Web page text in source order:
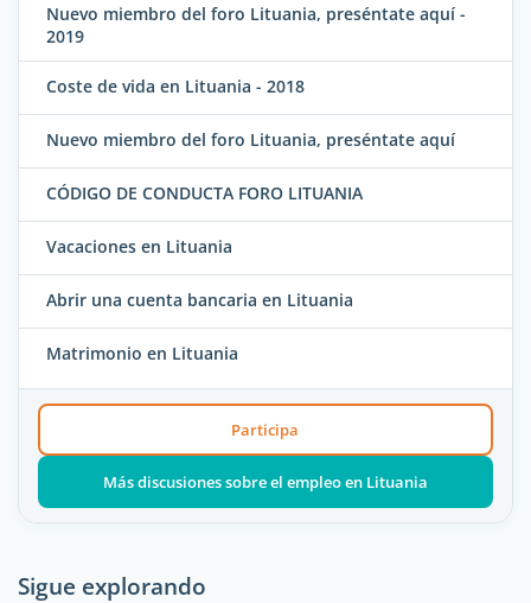
Nuevo miembro del foro Lituania, preséntate aquí -
2019
Coste de vida en Lituania - 2018
Nuevo miembro del foro Lituania, preséntate aquí
CÓDIGO DE CONDUCTA FORO LITUANIA
Vacaciones en Lituania
Abrir una cuenta bancaria en Lituania
Matrimonio en Lituania
Participa
Más discusiones sobre el empleo en Lituania
Sigue explorando